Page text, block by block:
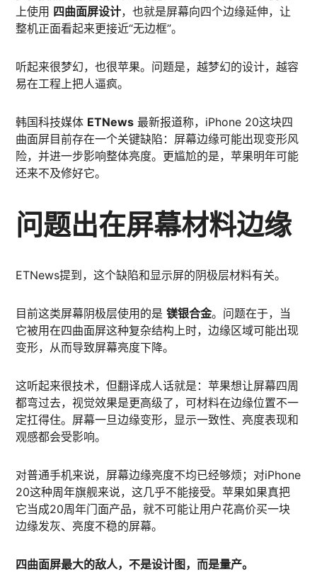
上使用 四曲面屏设计，也就是屏幕向四个边缘延伸，让
整机正面看起来更接近“无边框”。
听起来很梦幻，也很苹果。问题是，越梦幻的设计，越容
易在工程上把人逼疯。
韩国科技媒体 ETNews 最新报道称，iPhone 20这块四
曲面屏目前存在一个关键缺陷：屏幕边缘可能出现变形风
险，并进一步影响整体亮度。更尴尬的是，苹果明年可能
还来不及修好它。
问题出在屏幕材料边缘
ETNews提到，这个缺陷和显示屏的阴极层材料有关。
目前这类屏幕阴极层使用的是镁银合金。问题在于，当
它被用在四曲面屏这种复杂结构上时，边缘区域可能出现
变形，从而导致屏幕亮度下降。
这听起来很技术，但翻译成人话就是：苹果想让屏幕四周
都弯过去，视觉效果是更高级了，可材料在边缘位置不一
定扛得住。屏幕一旦边缘变形，显示一致性、亮度表现和
观感都会受影响。
对普通手机来说，屏幕边缘亮度不均已经够烦；对iPhone
20这种周年旗舰来说，这几乎不能接受。苹果如果真把
它当成20周年门面产品，就不可能让用户花高价买一块
边缘发灰、亮度不稳的屏幕。
四曲面屏最大的敌人，不是设计图，而是量产。